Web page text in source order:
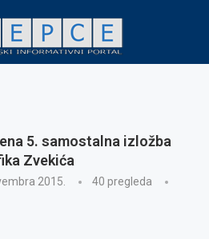
5. samostalna izložba
Zvekića
2015. 40 pregleda